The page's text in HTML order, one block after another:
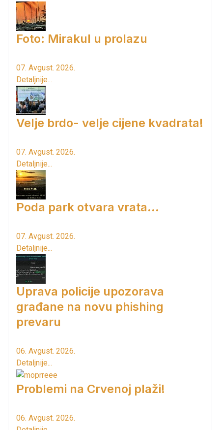
Foto: Mirakul u prolazu
07. Avgust. 2026.
Detaljnije...
Velje brdo- velje cijene kvadrata!
07. Avgust. 2026.
Detaljnije...
Poda park otvara vrata...
07. Avgust. 2026.
Detaljnije...
Uprava policije upozorava
građane na novu phishing
prevaru
06. Avgust. 2026.
Detaljnije...
Problemi na Crvenoj plaži!
06. Avgust. 2026.